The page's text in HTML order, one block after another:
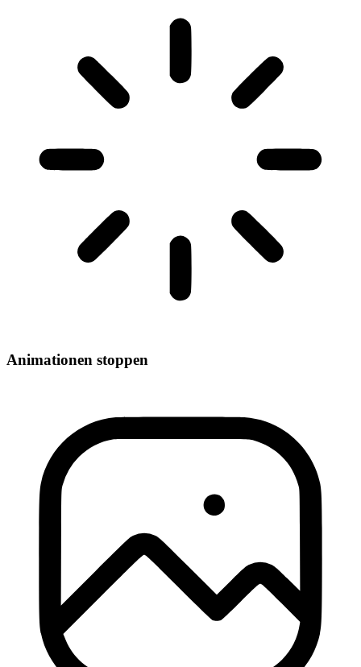
Animationen stoppen